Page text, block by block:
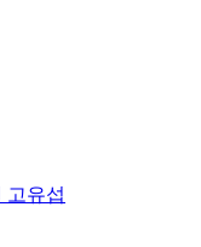
고유섭